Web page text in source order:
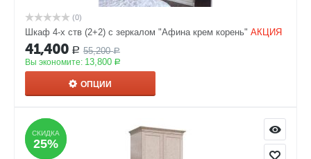
(0)
Шкаф 4-х ств (2+2) с зеркалом "Афина крем корень" АКЦИЯ
41,400 Р 55,200 Р
Вы экономите: 13,800 Р
ОПЦИИ
СКИДКА
25%
СКИДКА
25%